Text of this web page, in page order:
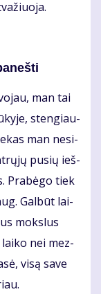
man tai
sten­giau­
man ne­si­
pu­sių ieš­
Pra­bė­go tiek
Gal­būt lai­
moks­lus
lai­ko nei mez­
vi­są sa­ve